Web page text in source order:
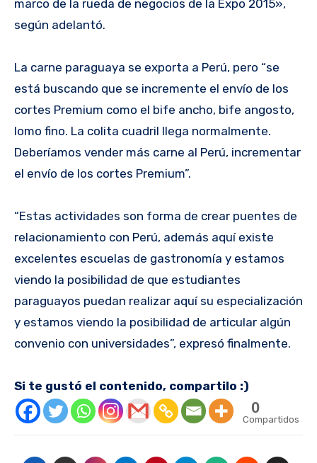
marco de la rueda de negocios de la Expo 2015»,
según adelantó.
La carne paraguaya se exporta a Perú, pero “se
está buscando que se incremente el envío de los
cortes Premium como el bife ancho, bife angosto,
lomo fino. La colita cuadril llega normalmente.
Deberíamos vender más carne al Perú, incrementar
el envío de los cortes Premium”.
“Estas actividades son forma de crear puentes de
relacionamiento con Perú, además aquí existe
excelentes escuelas de gastronomía y estamos
viendo la posibilidad de que estudiantes
paraguayos puedan realizar aquí su especialización
y estamos viendo la posibilidad de articular algún
convenio con universidades”, expresó finalmente.
Si te gustó el contenido, compartilo :)
0
Compartidos